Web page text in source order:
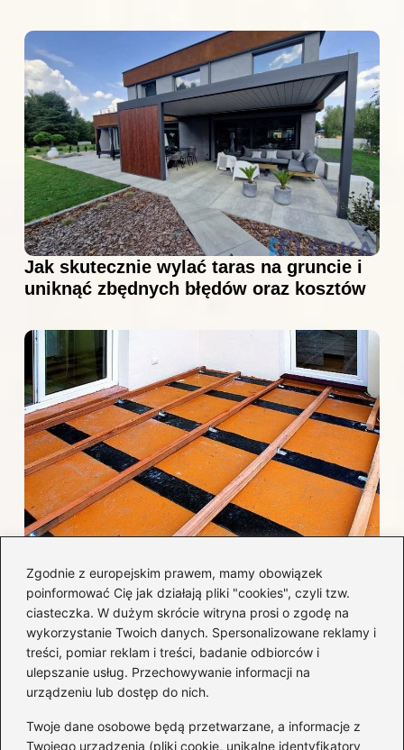
Zgodnie z europejskim prawem, mamy obowiązek
poinformować Cię jak działają pliki "cookies", czyli tzw.
ciasteczka. W dużym skrócie witryna prosi o zgodę na
wykorzystanie Twoich danych. Spersonalizowane reklamy i
treści, pomiar reklam i treści, badanie odbiorców i
ulepszanie usług. Przechowywanie informacji na
urządzeniu lub dostęp do nich.
Twoje dane osobowe będą przetwarzane, a informacje z
Twojego urządzenia (pliki cookie, unikalne identyfikatory
Jak skutecznie wylać taras na gruncie i
uniknąć zbędnych błędów oraz kosztów
Jak efektywnie wykończyć taras
betonowy, by uniknąć najczęstszych
błędów i kosztów?
Kategorie
Aranżacja wnętrz (282)
Dom(171)